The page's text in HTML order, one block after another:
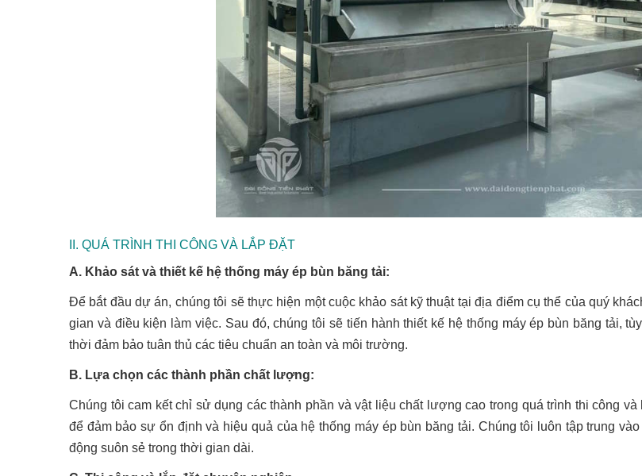
II. QUÁ TRÌNH THI CÔNG VÀ LẮP ĐẶT
A. Khảo sát và thiết kế hệ thống máy ép bùn băng tải:
Để bắt đầu dự án, chúng tôi sẽ thực hiện một cuộc khảo sát kỹ thuật tại địa điểm cụ thể của quý
gian và điều kiện làm việc. Sau đó, chúng tôi sẽ tiến hành thiết kế hệ thống máy ép bùn băng tải,
thời đảm bảo tuân thủ các tiêu chuẩn an toàn và môi trường.
B. Lựa chọn các thành phần chất lượng:
Chúng tôi cam kết chỉ sử dụng các thành phần và vật liệu chất lượng cao trong quá trình thi công
để đảm bảo sự ổn định và hiệu quả của hệ thống máy ép bùn băng tải. Chúng tôi luôn tập trung
động suôn sẻ trong thời gian dài.